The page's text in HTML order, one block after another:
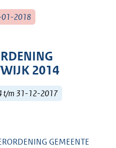
01-2018
2014
t/m 31-12-2017
GEMEENTE